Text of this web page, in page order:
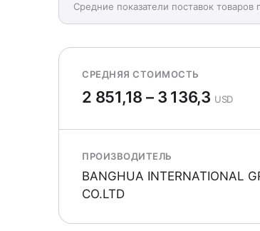
Средние показатели поставок товаров
СРЕДНЯЯ СТОИМОСТЬ
2 851,18 – 3 136,3 USD
ПРОИЗВОДИТЕЛЬ
BANGHUA INTERNATIONAL
CO.LTD